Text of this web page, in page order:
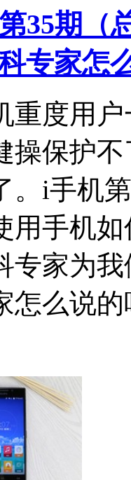
35期（
专家怎
重度用
操保护
。i手机
用手机
专家为
怎么说的